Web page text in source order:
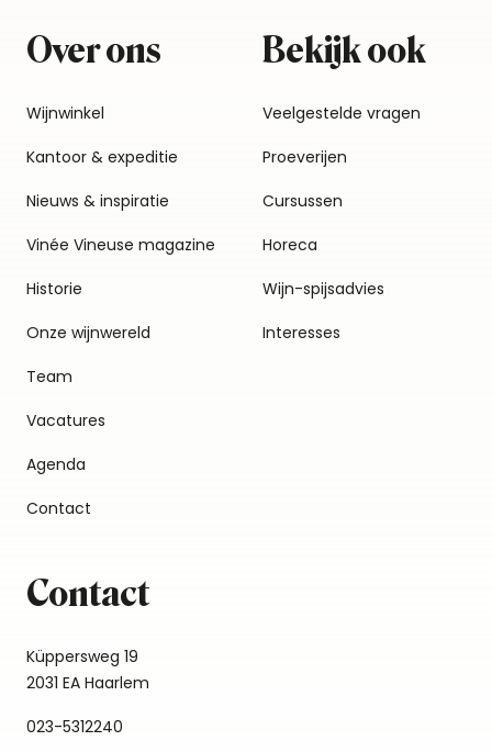
Over ons
Wijnwinkel
Kantoor & expeditie
Nieuws & inspiratie
Vinée Vineuse magazine
Historie
Onze wijnwereld
Team
Vacatures
Agenda
Contact
Bekijk ook
Veelgestelde vragen
Proeverijen
Cursussen
Horeca
Wijn-spijsadvies
Interesses
Contact
Küppersweg 19
2031 EA Haarlem
023-5312240